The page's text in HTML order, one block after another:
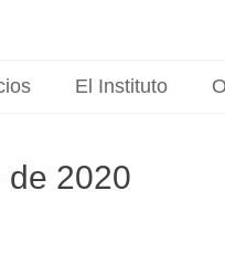
El Instituto
de 2020